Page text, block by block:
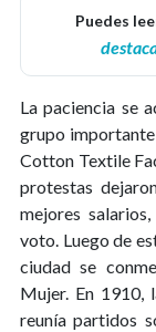
Puedes
La paciencia se
grupo
Cotton Textile
protestas
mejores
voto. Luego de
ciudad se
Mujer. En 1910,
reunía partidos